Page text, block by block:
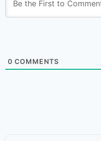
0 COMMENTS